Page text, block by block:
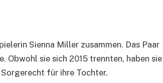
Sienna Miller zusammen. Das Paar
Obwohl sie sich 2015 trennten, haben sie
für ihre Tochter.